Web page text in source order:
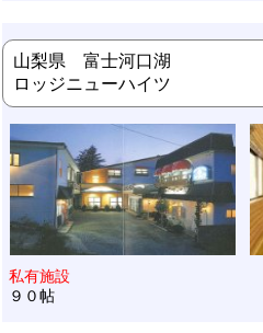
山梨県 富士河口湖
ロッジニューハイツ
私有施設
９０帖